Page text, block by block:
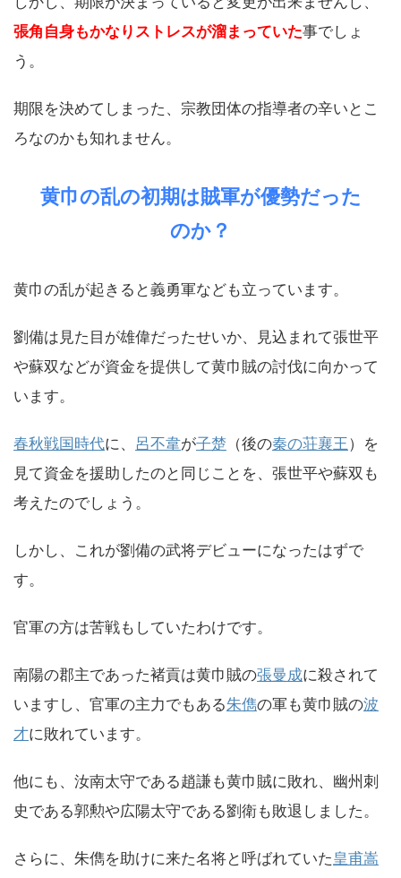
張角自身もかなりストレスが溜まっていた事でしょ
う。
期限を決めてしまった、宗教団体の指導者の辛いとこ
ろなのかも知れません。
黄巾の乱の初期は賊軍が優勢だった
のか？
黄巾の乱が起きると義勇軍なども立っています。
劉備は見た目が雄偉だったせいか、見込まれて張世平
や蘇双などが資金を提供して黄巾賊の討伐に向かって
います。
春秋戦国時代に、 呂不韋が子楚 （後の秦の荘襄王）を
見て資金を援助したのと同じことを、張世平や蘇双も
考えたのでしょう。
しかし、これが劉備の武将デビューになったはずで
す。
官軍の方は苦戦もしていたわけです。
南陽の郡主であった褚貢は黄巾賊の張曼成に殺されて
いますし、官軍の主力でもある朱儁の軍も黄巾賊の波
才に敗れています。
他にも、汝南太守である趙謙も黄巾賊に敗れ、幽州刺
史である郭勲や広陽太守である劉衛も敗退しました。
さらに、朱儁を助けに来た名将と呼ばれていた皇甫嵩